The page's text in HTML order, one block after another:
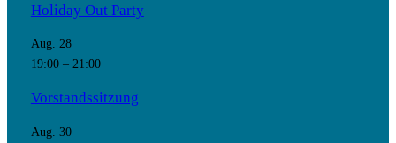
Holiday Out Party
Aug. 28
19:00– 21:00
Vorstandssitzung
Aug. 30